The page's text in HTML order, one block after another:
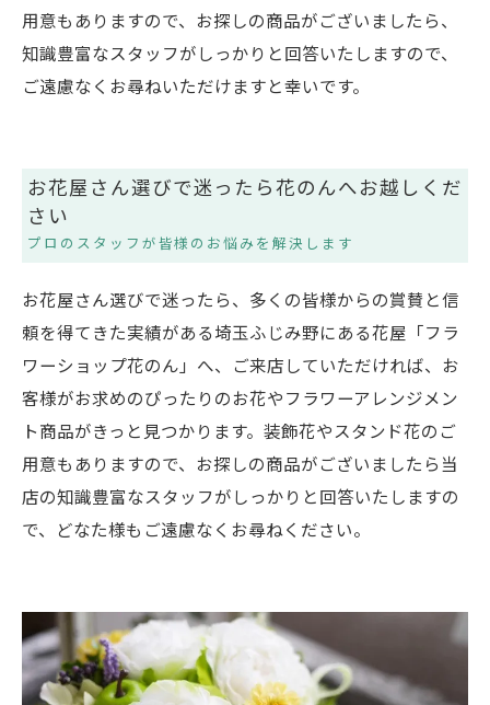
用意もありますので、お探しの商品がございましたら、
知識豊富なスタッフがしっかりと回答いたしますので、
ご遠慮なくお尋ねいただけますと幸いです。
お花屋さん選びで迷ったら花のんへお越しくだ
さい
プロのスタッフが皆様のお悩みを解決します
お花屋さん選びで迷ったら、多くの皆様からの賞賛と信
頼を得てきた実績がある埼玉ふじみ野にある花屋「フラ
ワーショップ花のん」へ、ご来店していただければ、お
客様がお求めのぴったりのお花やフラワーアレンジメン
ト商品がきっと見つかります。装飾花やスタンド花のご
用意もありますので、お探しの商品がございましたら当
店の知識豊富なスタッフがしっかりと回答いたしますの
で、どなた様もご遠慮なくお尋ねください。